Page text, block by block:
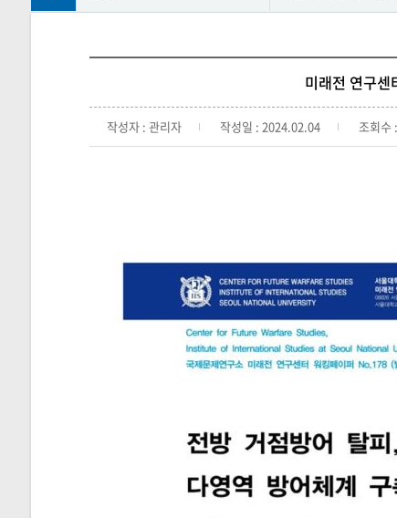
미래전 연구
작성자 : 관리자 작성일 : 2024.02.04 조회수